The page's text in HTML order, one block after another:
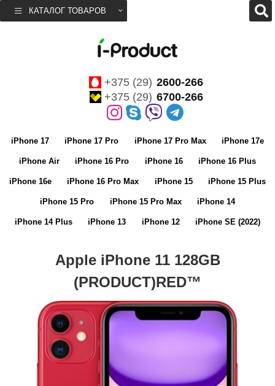
КАТАЛОГ ТОВАРОВ
+375 (29) 2600-266
+375 (29) 6700-266
iPhone 17 iPhone 17 Pro iPhone 17 Pro Max iPhone 17e
iPhone Air iPhone 16 Pro iPhone 16 iPhone 16 Plus
iPhone 16e iPhone 16 Pro Max iPhone 15 iPhone 15 Plus
iPhone 15 Pro iPhone 15 Pro Max iPhone 14
iPhone 14 Plus iPhone 13 iPhone 12 iPhone SE (2022)
Apple iPhone 11 128GB
(PRODUCT)RED™